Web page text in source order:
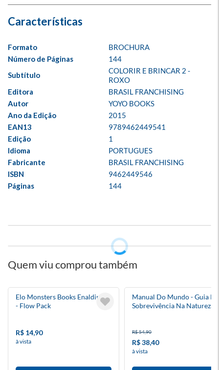
Formato
BROCHURA
Número de Páginas
144
Subtítulo
COLORIR E BRINCAR 2 -
ROXO
Editora
BRASIL FRANCHISING
Autor
YOYO BOOKS
Ano da Edição
2015
EAN13
9789462449541
Edição
1
Idioma
PORTUGUES
Fabricante
BRASIL FRANCHISING
ISBN
9462449546
Páginas
144
Quem viu comprou também
Elo Monsters Books Enaldinho
- Flow Pack
R$ 14,90
à vista
Manual Do Mundo - Guia De
Sobrevivência Na Natureza
R$ 54,90
R$ 38,40
à vista